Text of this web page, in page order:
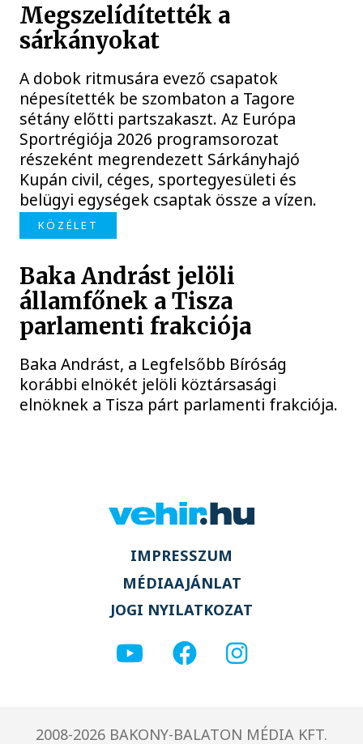
Megszelídítették a
sárkányokat
A dobok ritmusára evező csapatok
népesítették be szombaton a Tagore
sétány előtti partszakaszt. Az Európa
Sportrégiója 2026 programsorozat
részeként megrendezett Sárkányhajó
Kupán civil, céges, sportegyesületi és
belügyi egységek csaptak össze a vízen.
KÖZÉLET
Baka Andrást jelöli
államfőnek a Tisza
parlamenti frakciója
Baka Andrást, a Legfelsőbb Bíróság
korábbi elnökét jelöli köztársasági
elnöknek a Tisza párt parlamenti frakciója.
IMPRESSZUM
MÉDIAAJÁNLAT
JOGI NYILATKOZAT
2008-2026 BAKONY-BALATON MÉDIA KFT.